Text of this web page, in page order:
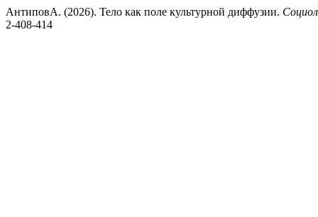
АнтиповА. (2026). Тело как поле культурной диффузии.
2-408-414